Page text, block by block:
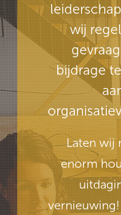
wij
bijdrage
Laten wij
enorm